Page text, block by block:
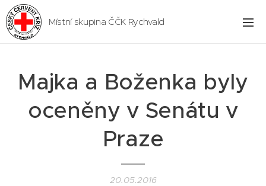
Místní skupina ČČK Rychvald
Majka a Boženka byly
oceněny v Senátu v
Praze
20.05.2016